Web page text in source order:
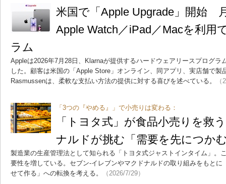
米国で「Apple Upgrade」開始
Apple Watch／iPad／Macを利用
ラム
Appleは2026年7月28日、Klarnaが提供するハードウェアリースプログラ
した。顧客は米国の「Apple Store」オンライン、同アプリ、実店舗で製
Rasmussenは、柔軟な支払い方法の提供に対する喜びを述べている。
「3つの『やめる』」で小売りは変わる：
「トヨタ式」が食品小売りを
ナルドが挑む「需要を先につか
製造業の生産管理法として知られる「トヨタ式ジャストインタイム」。
要性を増している。セブン‐イレブンやマクドナルドの取り組みをもと
せて作る」への転換を考える。
（2026/7/29）